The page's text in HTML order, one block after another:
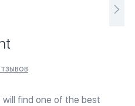
will find one of the best